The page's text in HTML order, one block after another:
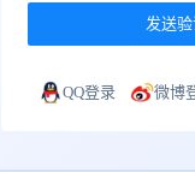
发送
QQ登录 微博